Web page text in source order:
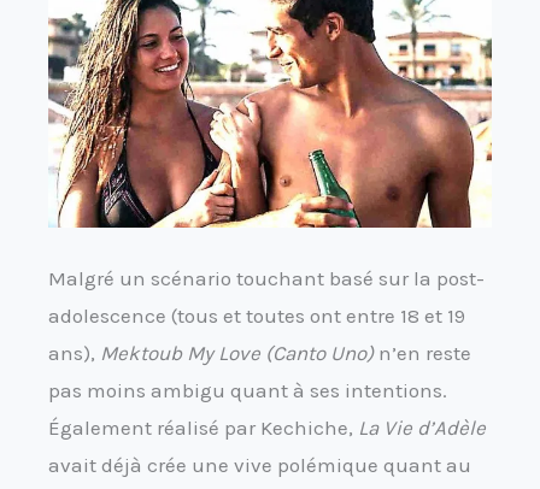
Malgré un scénario touchant basé sur la post-
adolescence (tous et toutes ont entre 18 et 19
ans), Mektoub My Love (Canto Uno) n’en reste
pas moins ambigu quant à ses intentions.
Également réalisé par Kechiche, La Vie d’Adèle
avait déjà crée une vive polémique quant au